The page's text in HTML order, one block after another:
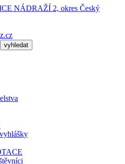
NÁDRAŽÍ 2, okres Český